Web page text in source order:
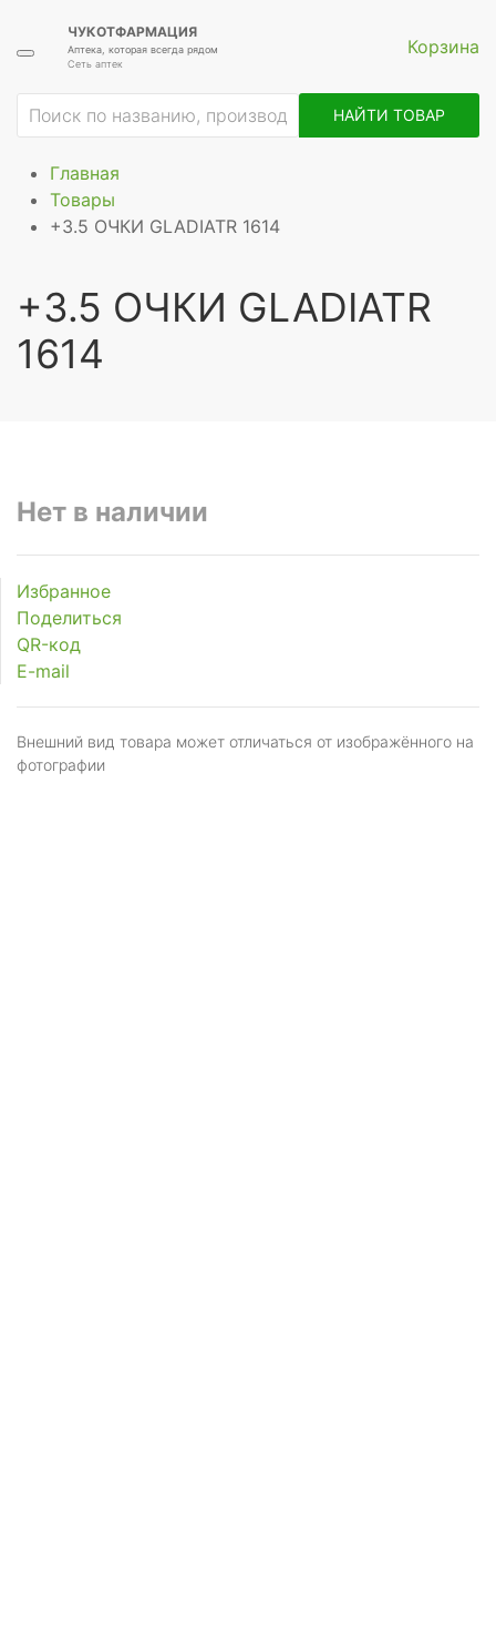
ЧУКОТФАРМАЦИЯ
Аптека, которая всегда рядом
Сеть аптек
Корзина
НАЙТИ ТОВАР
Главная
Товары
+3.5 ОЧКИ GLADIATR 1614
+3.5 ОЧКИ GLADIATR
1614
Нет в наличии
Избранное
Поделиться
QR-код
E-mail
Внешний вид товара может отличаться от изображённого на
фотографии